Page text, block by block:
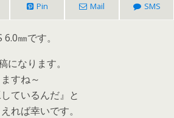
Pin Mail SMS
㎜です。
になります。
すね～
ているんだ』と
れば幸いです。